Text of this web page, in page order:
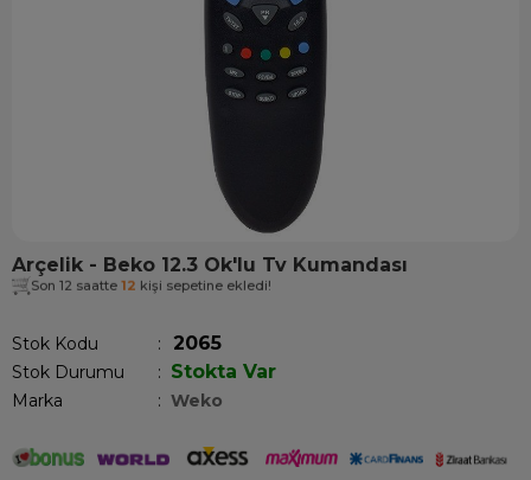
Arçelik - Beko 12.3 Ok'lu Tv Kumandası
Son 12 saatte 12 kişi sepetine ekledi!
Stok Kodu 2065
Stok Durumu : Stokta Var
Marka : Weko